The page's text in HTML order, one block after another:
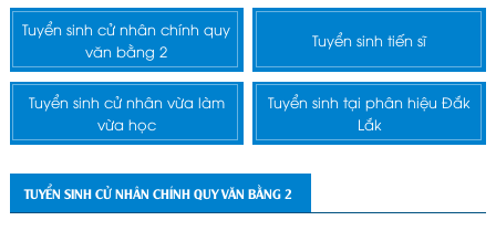
Tuyển sinh cử nhân chính quy
văn bằng 2
Tuyển sinh tiến sĩ
Tuyển sinh cử nhân vừa làm
vừa học
Tuyển sinh tại phân hiệu Đắk
Lắk
TUYỂN SINH CỬ NHÂN CHÍNH QUY VĂN BẰNG 2